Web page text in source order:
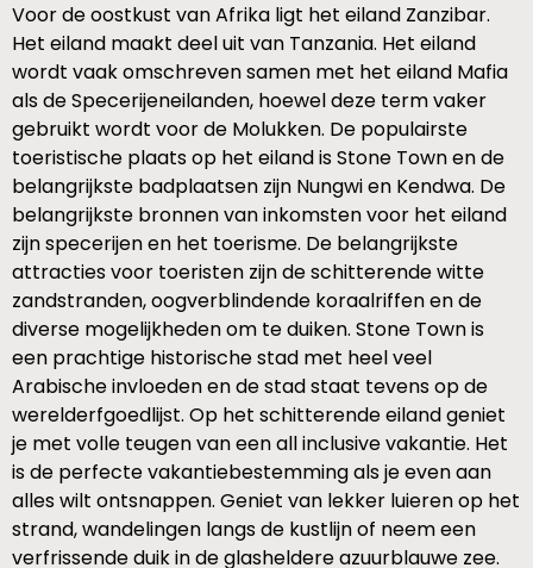
Voor de oostkust van Afrika ligt het eiland Zanzibar.
Het eiland maakt deel uit van Tanzania. Het eiland
wordt vaak omschreven samen met het eiland Mafia
als de Specerijeneilanden, hoewel deze term vaker
gebruikt wordt voor de Molukken. De populairste
toeristische plaats op het eiland is Stone Town en de
belangrijkste badplaatsen zijn Nungwi en Kendwa. De
belangrijkste bronnen van inkomsten voor het eiland
zijn specerijen en het toerisme. De belangrijkste
attracties voor toeristen zijn de schitterende witte
zandstranden, oogverblindende koraalriffen en de
diverse mogelijkheden om te duiken. Stone Town is
een prachtige historische stad met heel veel
Arabische invloeden en de stad staat tevens op de
werelderfgoedlijst. Op het schitterende eiland geniet
je met volle teugen van een all inclusive vakantie. Het
is de perfecte vakantiebestemming als je even aan
alles wilt ontsnappen. Geniet van lekker luieren op het
strand, wandelingen langs de kustlijn of neem een
verfrissende duik in de glasheldere azuurblauwe zee.